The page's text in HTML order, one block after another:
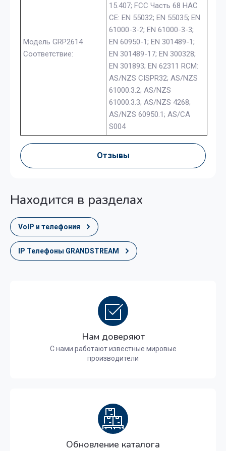
Модель GRP2614
Соответствие:
15.407; FCC Часть 68 HAC
CE: EN 55032; EN 55035; EN
61000-3-2; EN 61000-3-3;
EN 60950-1; EN 301489-1;
EN 301489-17; EN 300328;
EN 301893; EN 62311 RCM:
AS/NZS CISPR32; AS/NZS
61000.3.2; AS/NZS
61000.3.3; AS/NZS 4268;
AS/NZS 60950.1; AS/CA
S004
Отзывы
Находится в разделах
VoIP и телефония
IP Телефоны GRANDSTREAM
Нам доверяют
С нами работают известные мировые
производители
Обновление каталога